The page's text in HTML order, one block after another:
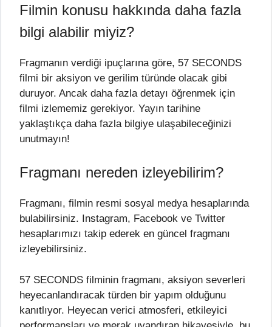
Filmin konusu hakkında daha fazla
bilgi alabilir miyiz?
Fragmanın verdiği ipuçlarına göre, 57 SECONDS
filmi bir aksiyon ve gerilim türünde olacak gibi
duruyor. Ancak daha fazla detayı öğrenmek için
filmi izlememiz gerekiyor. Yayın tarihine
yaklaştıkça daha fazla bilgiye ulaşabileceğinizi
unutmayın!
Fragmanı nereden izleyebilirim?
Fragmanı, filmin resmi sosyal medya hesaplarında
bulabilirsiniz. Instagram, Facebook ve Twitter
hesaplarımızı takip ederek en güncel fragmanı
izleyebilirsiniz.
57 SECONDS filminin fragmanı, aksiyon severleri
heyecanlandıracak türden bir yapım olduğunu
kanıtlıyor. Heyecan verici atmosferi, etkileyici